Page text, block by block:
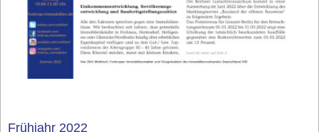
Frühjahr 2022